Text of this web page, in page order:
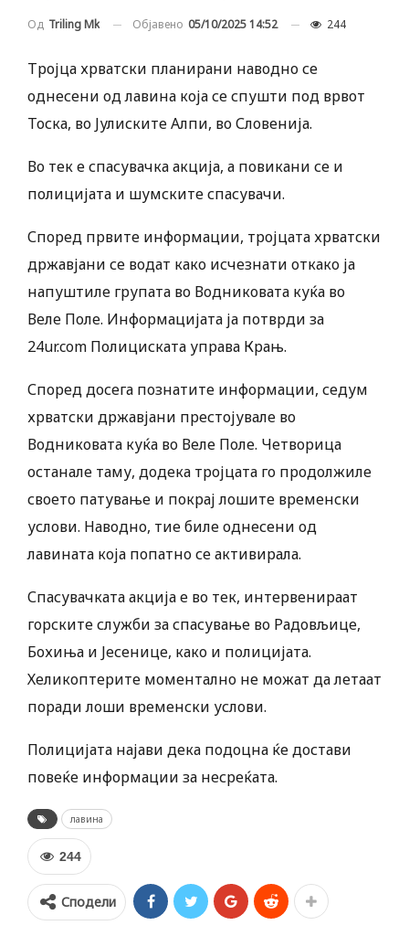
Од Triling Mk Објавено 05/10/2025 14:52 244
Тројца хрватски планирани наводно се
однесени од лавина која се спушти под врвот
Тоска, во Јулиските Алпи, во Словенија.
Во тек е спасувачка акција, а повикани се и
полицијата и шумските спасувачи.
Според првите информации, тројцата хрватски
државјани се водат како исчезнати откако ја
напуштиле групата во Водниковата куќа во
Веле Поле. Информацијата ја потврди за
24ur.com Полициската управа Крањ.
Според досега познатите информации, седум
хрватски државјани престојувале во
Водниковата куќа во Веле Поле. Четворица
останале таму, додека тројцата го продолжиле
своето патување и покрај лошите временски
услови. Наводно, тие биле однесени од
лавината која попатно се активирала.
Спасувачката акција е во тек, интервенираат
горските служби за спасување во Радовљице,
Бохиња и Јесенице, како и полицијата.
Хеликоптерите моментално не можат да летаат
поради лоши временски услови.
Полицијата најави дека подоцна ќе достави
повеќе информации за несреќата.
лавина
244
Сподели